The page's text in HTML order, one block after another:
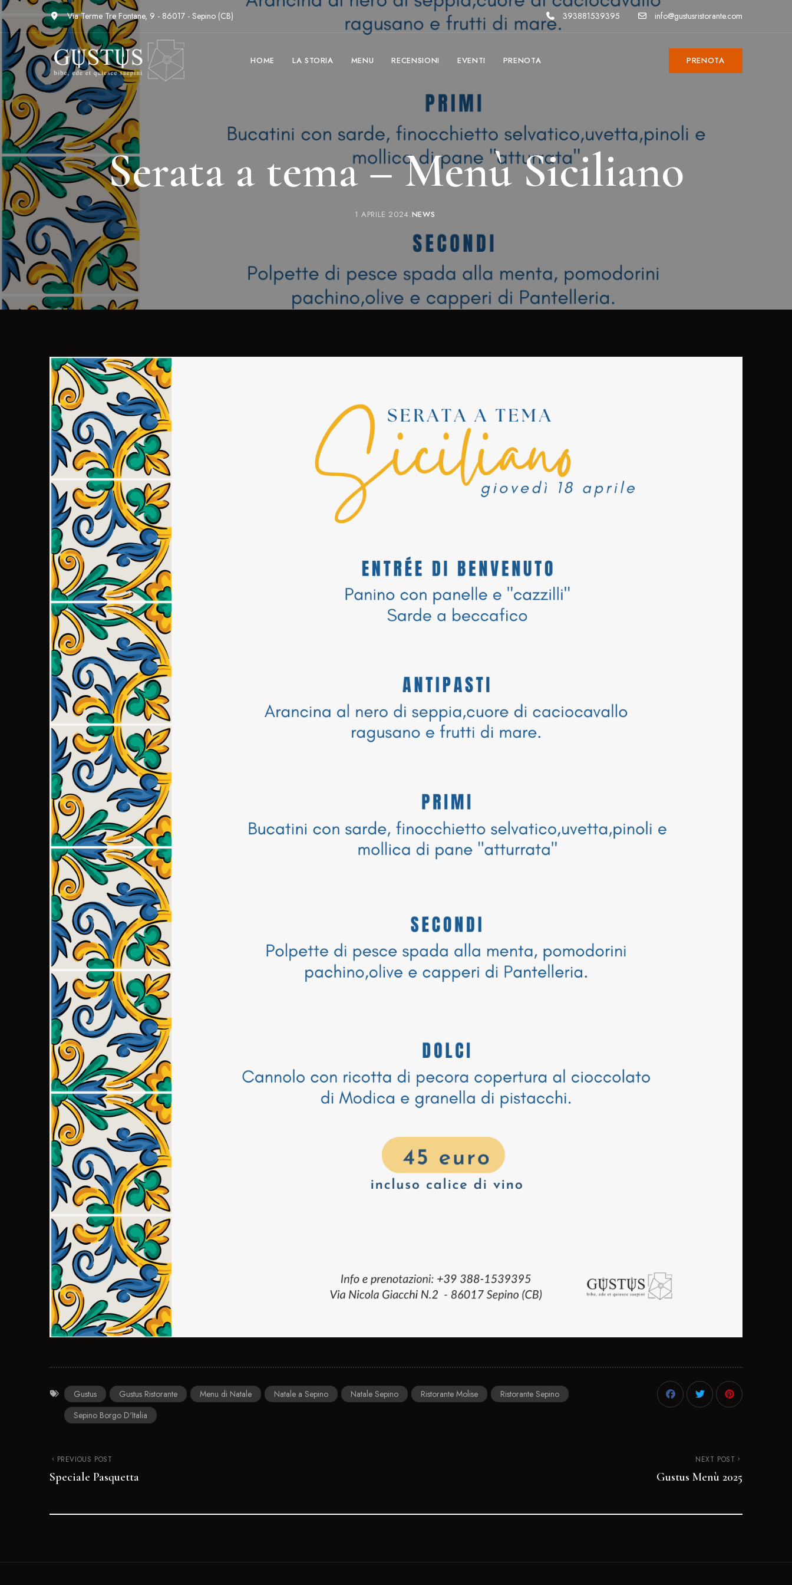
Via Terme Tre Fontane, 9 - 86017 - Sepino (CB) 393881539395 info@gustusristorante.com
HOME LA STORIA MENU RECENSIONI EVENTI PRENOTA PRENOTA
Serata a tema – Menù Siciliano
1 APRILE 2024 NEWS
Gustus Gustus Ristorante Menu di Natale Natale a Sepino Natale Sepino Ristorante Molise
Ristorante Sepino
Sepino Borgo D'Italia
PREVIOUS POST
Speciale Pasquetta
NEXT POST
Gustus Menù 2025